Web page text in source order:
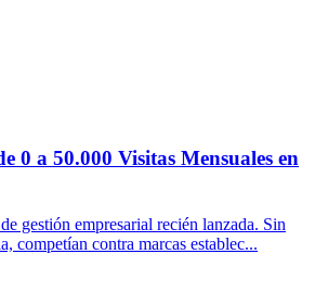
0 a 50.000 Visitas Mensuales en
gestión empresarial recién lanzada. Sin
competían contra marcas establec...